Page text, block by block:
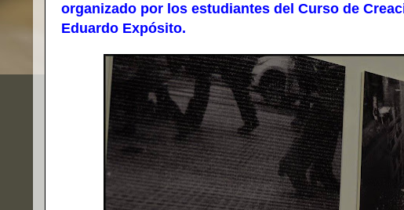
organizado por los estudiantes del Curso de
Eduardo Expósito.